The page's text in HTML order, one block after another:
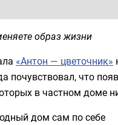
образ жизни
«Антон — цветочник»
почувствовал, что
в частном доме
дом сам по себе